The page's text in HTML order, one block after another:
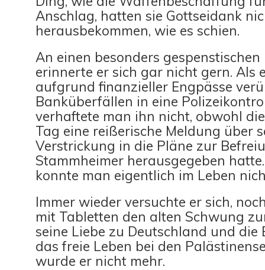
Anschlag, hatten sie Gottseidank
herausbekommen, wie es schien.
An einen besonders gespenstischen
erinnerte er sich gar nicht gern. Als
aufgrund finanzieller Engpässe
Banküberfällen in eine
verhaftete man ihn nicht, obwohl
Tag eine reißerische Meldung über
Verstrickung in die Pläne zur
Stammheimer herausgegeben
konnte man eigentlich im Leben
Immer wieder versuchte er sich,
mit Tabletten den alten Schwung
seine Liebe zu Deutschland und die
das freie Leben bei den
wurde er nicht mehr.